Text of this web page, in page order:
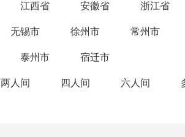
江西省 安徽省 浙江省
无锡市 徐州市 常州市
泰州市 宿迁市
两人间 四人间 六人间